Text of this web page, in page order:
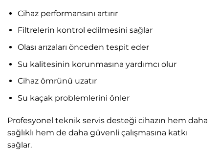
Cihaz performansını artırır
Filtrelerin kontrol edilmesini sağlar
Olası arızaları önceden tespit eder
Su kalitesinin korunmasına yardımcı olur
Cihaz ömrünü uzatır
Su kaçak problemlerini önler
Profesyonel teknik servis desteği cihazın hem daha
sağlıklı hem de daha güvenli çalışmasına katkı
sağlar.